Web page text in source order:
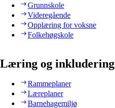
Grunnskole
Videregående
Opplæring for voksne
Folkehøgskole
Læring og inkludering
Rammeplaner
Læreplaner
Barnehagemiljø